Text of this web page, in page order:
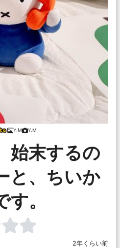
Y.M Y.M
始末するの
と、ちいか
す。
2年くらい前